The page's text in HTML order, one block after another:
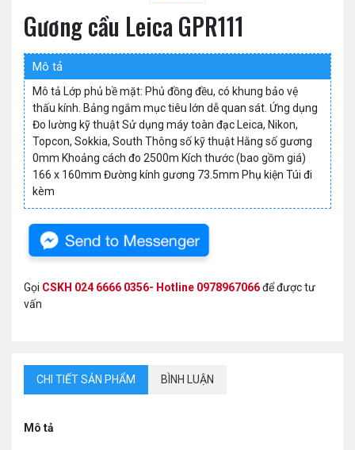
Gương cầu Leica GPR111
Mô tả
Mô tả Lớp phủ bề mặt: Phủ đồng đều, có khung bảo vệ
thấu kính. Bảng ngắm mục tiêu lớn dễ quan sát. Ứng dụng
Đo lường kỹ thuật Sử dụng máy toàn đạc Leica, Nikon,
Topcon, Sokkia, South Thông số kỹ thuật Hằng số gương
0mm Khoảng cách đo 2500m Kích thước (bao gồm giá)
166 x 160mm Đường kính gương 73.5mm Phụ kiện Túi đi
kèm
Gọi CSKH 024 6666 0356- Hotline 0978967066để được tư
vấn
CHI TIẾT SẢN PHẨM BÌNH LUẬN
Mô tả